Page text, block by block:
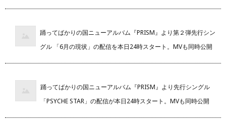
踊ってばかりの国ニューアルバム『PRISM』より第２弾先行シン
グル 「6月の現状」の配信を本日24時スタート。MVも同時公開
踊ってばかりの国ニューアルバム『PRISM』より先行シングル
「PSYCHE STAR」の配信が本日24時スタート。MVも同時公開